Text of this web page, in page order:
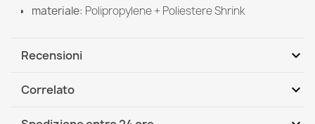
materiale: Polipropylene + Poliestere Shrink
Recensioni expand_more
Correlato expand_more